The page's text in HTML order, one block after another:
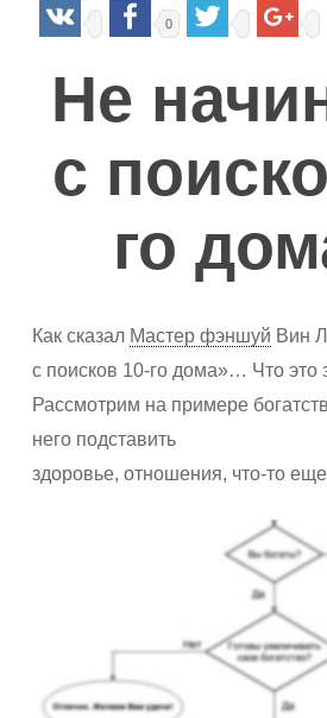
0
Не
с
го
Как сказал Мастер фэншуй Вин
с поисков 10-го дома»… Что это
Рассмотрим на примере
него подставить
здоровье, отношения, что-то